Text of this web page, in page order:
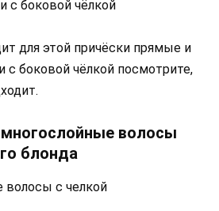
для этой причёски прямые и
с боковой чёлкой посмотрите,
волосы
блонда